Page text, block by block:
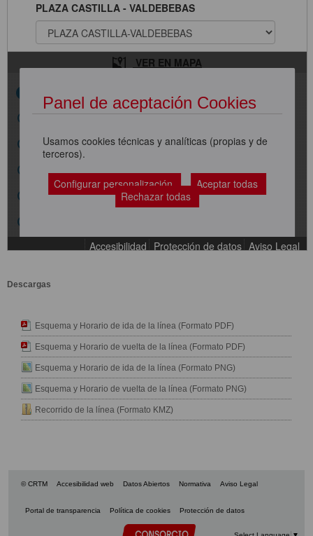
Descargas
Esquema y Horario de ida de la línea (Formato PDF)
Esquema y Horario de vuelta de la línea (Formato PDF)
Esquema y Horario de ida de la línea (Formato PNG)
Esquema y Horario de vuelta de la línea (Formato PNG)
Recorrido de la línea (Formato KMZ)
© CRTM Accesibilidad web Datos Abiertos Normativa Aviso Legal
Portal de transparencia Política de cookies Protección de datos